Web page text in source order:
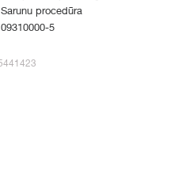
Sarunu procedūra
09310000-5